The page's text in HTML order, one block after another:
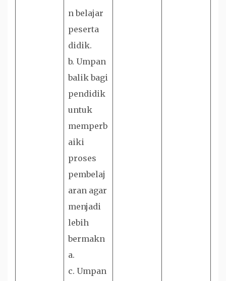
n belajar
peserta
didik.
b. Umpan
balik bagi
pendidik
untuk
memperb
aiki
proses
pembelaj
aran agar
menjadi
lebih
bermakn
a.
c. Umpan